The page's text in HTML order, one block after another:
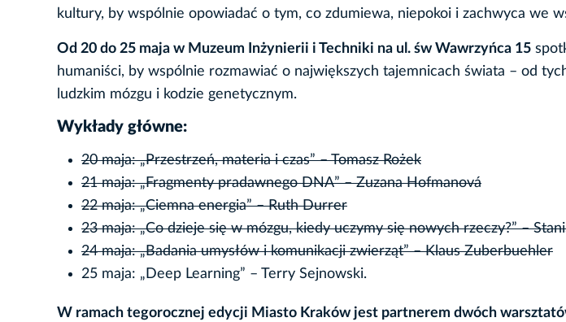
kultury, by wspólnie opowiadać o tym, co zdumiewa, niepokoi i zachwyca we
Od 20 do 25 maja w Muzeum Inżynierii i Techniki na ul. św Wawrzyńca 15
humaniści, by wspólnie rozmawiać o największych tajemnicach świata – od
ludzkim mózgu i kodzie genetycznym.
Wykłady główne:
20 maja: „Przestrzeń, materia i czas” – Tomasz Rożek
21 maja: „Fragmenty pradawnego DNA” – Zuzana Hofmanová
22 maja: „Ciemna energia” – Ruth Durrer
23 maja: „Co dzieje się w mózgu, kiedy uczymy się nowych rzeczy?” –
24 maja: „Badania umysłów i komunikacji zwierząt” – Klaus Zuberbuehler
25 maja: „Deep Learning” – Terry Sejnowski.
W ramach tegorocznej edycji Miasto Kraków jest partnerem dwóch